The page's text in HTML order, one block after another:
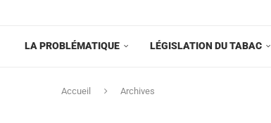
LA PROBLÉMATIQUE LÉGISLATION DU TABAC
Accueil Archives